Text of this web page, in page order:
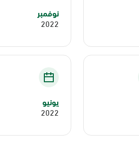
نوفمبر
2022
يونيو
2022